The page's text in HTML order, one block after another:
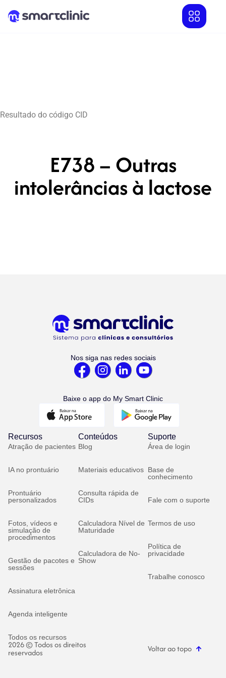
Resultado do código CID
E738 – Outras
intolerâncias à lactose
Nos siga nas redes sociais
Baixe o app do My Smart Clinic
Recursos
Atração de pacientes
IA no prontuário
Prontuário
personalizados
Fotos, vídeos e
simulação de
procedimentos
Gestão de pacotes e
sessões
Assinatura eletrônica
Agenda inteligente
Todos os recursos
Conteúdos
Blog
Materiais educativos
Consulta rápida de
CIDs
Calculadora Nível de
Maturidade
Calculadora de No-
Show
Suporte
Área de login
Base de
conhecimento
Fale com o suporte
Termos de uso
Política de
privacidade
Trabalhe conosco
2026 © Todos os direitos
reservados Voltar ao topo